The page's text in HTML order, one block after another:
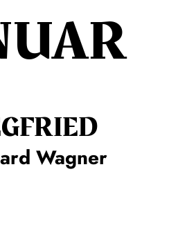
Wagner